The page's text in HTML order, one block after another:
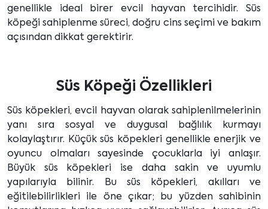
genellikle ideal birer evcil hayvan tercihidir. Süs
köpeği sahiplenme süreci, doğru cins seçimi ve bakım
açısından dikkat gerektirir.
Süs Köpeği Özellikleri
Süs köpekleri, evcil hayvan olarak sahiplenilmelerinin
yanı sıra sosyal ve duygusal bağlılık kurmayı
kolaylaştırır. Küçük süs köpekleri genellikle enerjik ve
oyuncu olmaları sayesinde çocuklarla iyi anlaşır.
Büyük süs köpekleri ise daha sakin ve uyumlu
yapılarıyla bilinir. Bu süs köpekleri, akılları ve
eğitilebilirlikleri ile öne çıkar; bu yüzden sahibinin